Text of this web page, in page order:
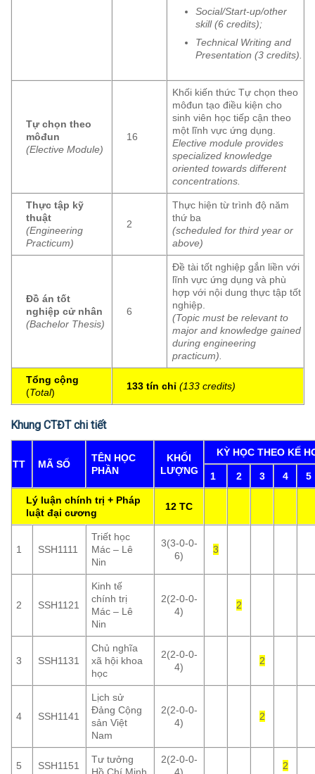
Social/Start-up/other
skill (6 credits);
Technical Writing and
Presentation (3 credits).
Tự chọn theo
môđun
(Elective Module)
16
Khối kiến thức Tự chọn theo
môđun tạo điều kiện cho
sinh viên học tiếp cận theo
một lĩnh vực ứng dụng.
Elective module provides
specialized knowledge
oriented towards different
concentrations.
Thực tập kỹ
thuật
(Engineering
Practicum)
2
Thực hiện từ trình độ năm
thứ ba
(scheduled for third year or
above)
Đồ án tốt
nghiệp cử nhân
(Bachelor Thesis)
6
Đề tài tốt nghiệp gắn liền với
lĩnh vực ứng dụng và phù
hợp với nội dung thực tập tốt
nghiệp.
(Topic must be relevant to
major and knowledge gained
during engineering
practicum).
Tổng cộng
(Total)
133 tín chỉ (133 credits)
Khung CTĐT chi tiết
TT MÃ SỐ
TÊN HỌC
PHẦN
KHỐI
LƯỢNG
KỲ HỌC THEO KẾ
1 2 3 4 5
Lý luận chính trị + Pháp
luật đại cương
12 TC
1 SSH1111
Triết học
Mác – Lê
Nin
3(3-0-0-
6)
3
2 SSH1121
Kinh tế
chính trị
Mác – Lê
Nin
2(2-0-0-
4)
2
3 SSH1131
Chủ nghĩa
xã hội khoa
học
2(2-0-0-
4)
2
4 SSH1141
Lịch sử
Đảng Cộng
sản Việt
Nam
2(2-0-0-
4)
2
5 SSH1151
Tư tưởng
Hồ Chí Minh
2(2-0-0-
4)
2